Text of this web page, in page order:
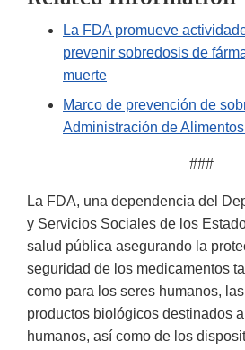
La FDA promueve
prevenir sobredosis de
muerte
Marco de prevención de
Administración de
###
La FDA, una dependencia del
y Servicios Sociales de los
salud pública asegurando la
seguridad de los medicamentos
como para los seres humanos,
productos biológicos destinados
humanos, así como de los